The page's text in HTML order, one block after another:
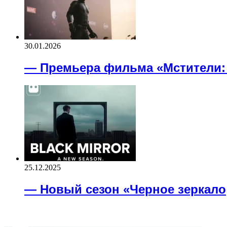
30.01.2026
— Премьера фильма
25.12.2025
— Новый сезон «Черное зеркало